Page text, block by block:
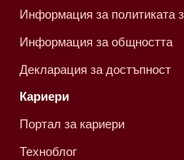
Информация за политиката
Информация за общността
Декларация за достъпност
Кариери
Портал за кариери
Техноблог